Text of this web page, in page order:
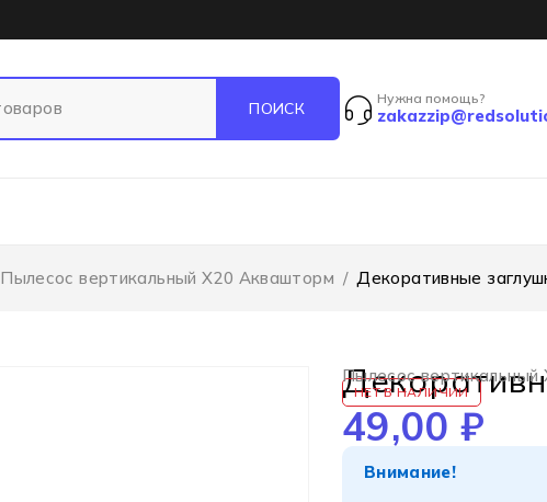
Нужна помощь?
Пылесос вертикальный X20 Аквашторм / Декоративные
Пылесос
НЕТ В НАЛИЧИИ
49,00₽
Внимание!